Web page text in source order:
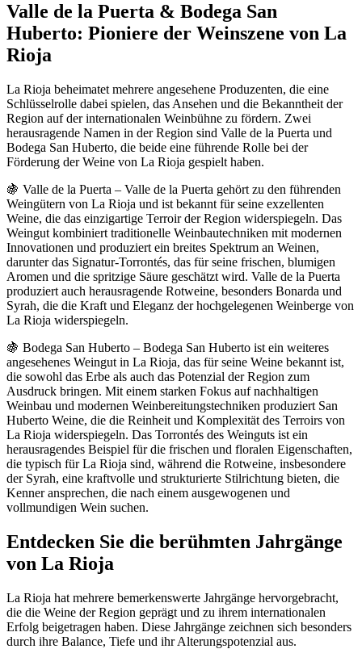
Valle de la Puerta & Bodega San
Huberto: Pioniere der Weinszene von La
Rioja
La Rioja beheimatet mehrere angesehene Produzenten, die eine
Schlüsselrolle dabei spielen, das Ansehen und die Bekanntheit der
Region auf der internationalen Weinbühne zu fördern. Zwei
herausragende Namen in der Region sind Valle de la Puerta und
Bodega San Huberto, die beide eine führende Rolle bei der
Förderung der Weine von La Rioja gespielt haben.
🍇 Valle de la Puerta – Valle de la Puerta gehört zu den führenden
Weingütern von La Rioja und ist bekannt für seine exzellenten
Weine, die das einzigartige Terroir der Region widerspiegeln. Das
Weingut kombiniert traditionelle Weinbautechniken mit modernen
Innovationen und produziert ein breites Spektrum an Weinen,
darunter das Signatur-Torrontés, das für seine frischen, blumigen
Aromen und die spritzige Säure geschätzt wird. Valle de la Puerta
produziert auch herausragende Rotweine, besonders Bonarda und
Syrah, die die Kraft und Eleganz der hochgelegenen Weinberge von
La Rioja widerspiegeln.
🍇 Bodega San Huberto – Bodega San Huberto ist ein weiteres
angesehenes Weingut in La Rioja, das für seine Weine bekannt ist,
die sowohl das Erbe als auch das Potenzial der Region zum
Ausdruck bringen. Mit einem starken Fokus auf nachhaltigen
Weinbau und modernen Weinbereitungstechniken produziert San
Huberto Weine, die die Reinheit und Komplexität des Terroirs von
La Rioja widerspiegeln. Das Torrontés des Weinguts ist ein
herausragendes Beispiel für die frischen und floralen Eigenschaften,
die typisch für La Rioja sind, während die Rotweine, insbesondere
der Syrah, eine kraftvolle und strukturierte Stilrichtung bieten, die
Kenner ansprechen, die nach einem ausgewogenen und
vollmundigen Wein suchen.
Entdecken Sie die berühmten Jahrgänge
von La Rioja
La Rioja hat mehrere bemerkenswerte Jahrgänge hervorgebracht,
die die Weine der Region geprägt und zu ihrem internationalen
Erfolg beigetragen haben. Diese Jahrgänge zeichnen sich besonders
durch ihre Balance, Tiefe und ihr Alterungspotenzial aus.